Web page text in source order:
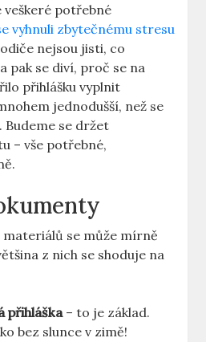
⁤potřebné
vyhnuli zbytečnému stresu
nejsou jisti, co
pak se diví, proč se ‌na
přihlášku vyplnit
jednodušší, ‍než se
Budeme se držet
– vše potřebné,
se může mírně
z nich se shoduje na
⁣přihláška– to je základ.
bez slunce v zimě!